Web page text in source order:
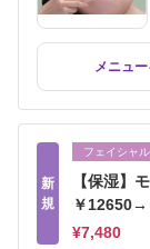
メニュ
新
規
フェイシャル
【保湿】
￥
¥7,480